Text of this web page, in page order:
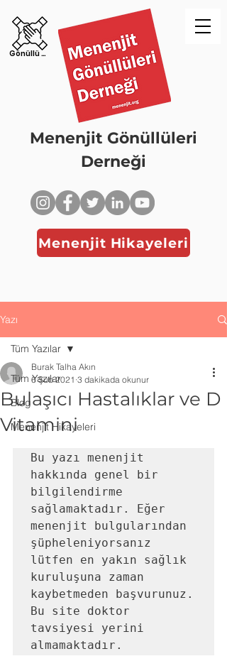
Menenjit Gönüllüleri
Derneği
Menenjit Hikayeleri
Gönüllü Ol!
Yazı
Tüm Yazılar
Blog
Menenjit Hikayeleri
Tüm Yazılar
Bulaşıcı Hastalıklar ve D
Vitamini
Burak Talha Akın
6 Şub 2021 3 dakikada okunur
Bu yazı menenjit
hakkında genel bir
bilgilendirme
sağlamaktadır. Eğer
menenjit bulgularından
şüpheleniyorsanız
lütfen en yakın sağlık
kuruluşuna zaman
kaybetmeden başvurunuz.
Bu site doktor
tavsiyesi yerini
almamaktadır.